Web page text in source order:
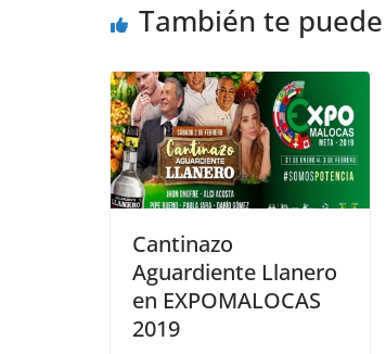
k
También te
Cantinazo
Aguardiente Llanero
en EXPOMALOCAS
2019